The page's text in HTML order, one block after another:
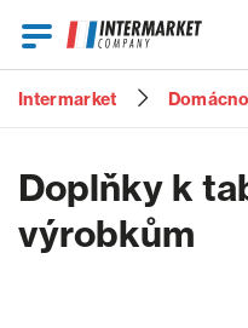
Heslo
Intermarket
Doplňky k
výrobkům